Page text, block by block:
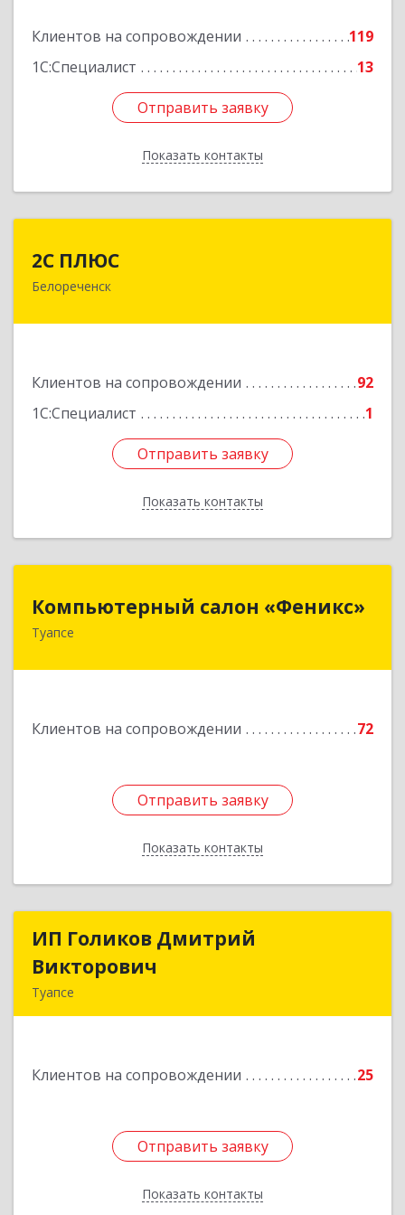
Клиентов на сопровождении
119
1С:Специалист
13
Отправить заявку
Показать контакты
Отправить заявку
Назад
2С ПЛЮС
Белореченск
Клиентов на сопровождении
92
1С:Специалист
1
Отправить заявку
Показать контакты
352630, Краснодарский край, Белореченский р-
Отправить заявку
Назад
Компьютерный салон «Феникс»
Туапсе
Клиентов на сопровождении 72
Отправить заявку
Показать контакты
Компьютерный салон «Феникс»
352800, Краснодарский край, Туапсинский р-н,
Отправить заявку
Назад
ИП Голиков Дмитрий
Викторович
Туапсе
Клиентов на сопровождении 25
Отправить заявку
Показать контакты
ИП Голиков Дмитрий
Подробнее
Отправить заявку
Назад